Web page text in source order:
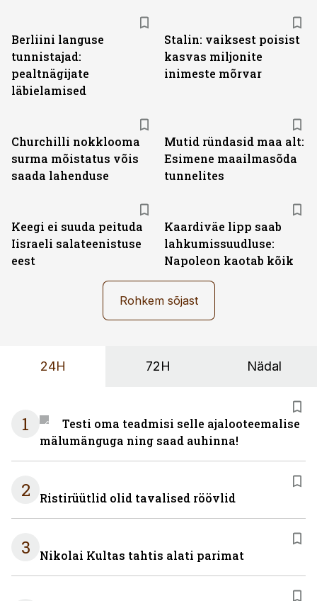
Berliini languse
tunnistajad:
pealtnägijate
läbielamised
Stalin: vaiksest poisist
kasvas miljonite
inimeste mõrvar
Churchilli nokklooma
surma mõistatus võis
saada lahenduse
Mutid ründasid maa alt:
Esimene maailmasõda
tunnelites
Keegi ei suuda peituda
Iisraeli salateenistuse
eest
Kaardiväe lipp saab
lahkumissuudluse:
Napoleon kaotab kõik
Rohkem sõjast
24H 72H Nädal
1
Testi oma teadmisi selle ajalooteemalise
mälumänguga ning saad auhinna!
2 Ristirüütlid olid tavalised röövlid
3 Nikolai Kultas tahtis alati parimat